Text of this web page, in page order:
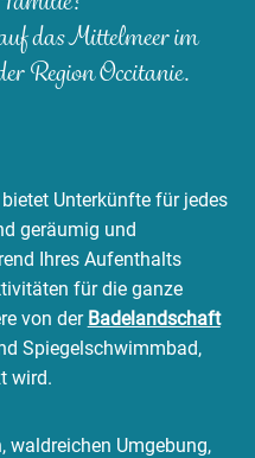
das Mittelmeer im
Region Occitanie.
Unterkünfte für jedes
geräumig und
Ihres Aufenthalts
für die ganze
von derBadelandschaft
Spiegelschwimmbad,
wird.
waldreichen Umgebung,